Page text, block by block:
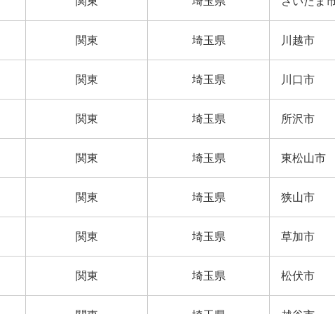
関東 埼玉県 川越市
関東 埼玉県 川口市
関東 埼玉県 所沢市
関東 埼玉県 東松山市
関東 埼玉県 狭山市
関東 埼玉県 草加市
関東 埼玉県 松伏市